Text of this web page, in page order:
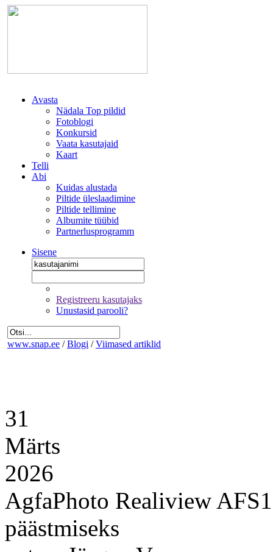
Avasta
Nädala Top pildid
Fotoblogi
Konkursid
Vaata kasutajaid
Kaart
Telli
Abi
Kuidas alustada
Piltide üleslaadimine
Piltide tellimine
Albumite tüübid
Partnerlusprogramm
Sisene
Registreeru kasutajaks
Unustasid parooli?
www.snap.ee / Blogi / Viimased artiklid
31
Märts
2026
AgfaPhoto Realiview
päästmiseks